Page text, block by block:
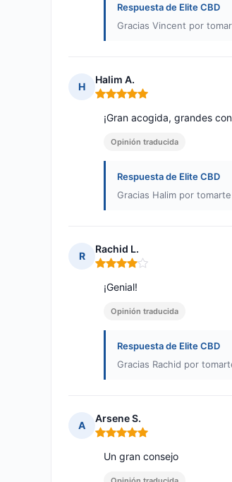
Respuesta de Elite CBD
Gracias Vincent por
H
Halim A.
Nota: 5 de 5
¡Gran acogida, grandes
Opinión traducida
Respuesta de Elite CBD
Gracias Halim por
R
Rachid L.
Nota: 4 de 5
¡Genial!
Opinión traducida
Respuesta de Elite CBD
Gracias Rachid por
A
Arsene S.
Nota: 5 de 5
Un gran consejo